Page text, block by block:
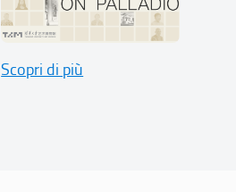
Scopri di più